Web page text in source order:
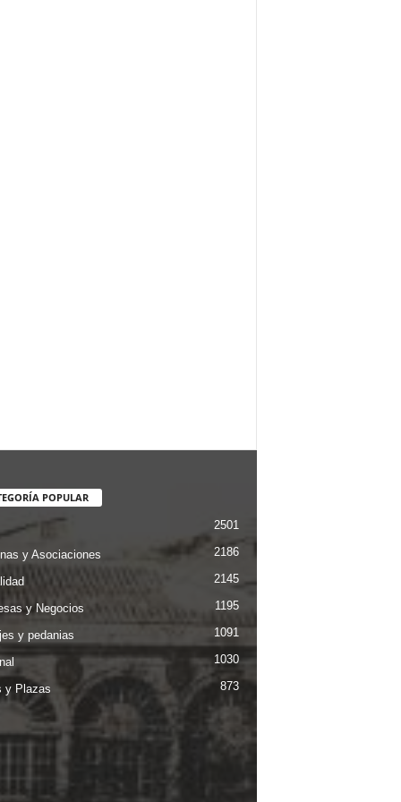
POPULAR
2501
y Asociaciones 2186
2145
y Negocios 1195
y pedanias 1091
1030
y Plazas 873